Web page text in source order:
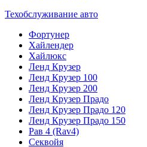
Техобслуживание авто
Фортунер
Хайлендер
Хайлюкс
Ленд Крузер
Ленд Крузер 100
Ленд Крузер 200
Ленд Крузер Прадо
Ленд Крузер Прадо 120
Ленд Крузер Прадо 150
Рав 4 (Rav4)
Секвойя